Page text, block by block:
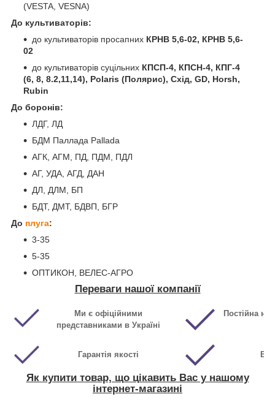
(VESTA, VESNA)
До культиваторів:
до культиваторів просапних КРНВ 5,6-02, КРНВ 5,6-
02
до культиваторів суцільних КПСП-4, КПСН-4, КПГ-4
(6, 8, 8.2,11,14), Polaris (Полярис), Схід, GD, Horsh,
Rubin
До боронів:
ЛДГ, ЛД
БДМ Паллада Pallada
АГК, АГМ, ПД, ПДМ, ПДЛ
АГ, УДА, АГД, ДАН
ДЛ, ДЛМ, БП
БДТ, ДМТ, БДВП, БГР
До плуга:
3-35
5-35
ОПТИКОН, ВЕЛЕС-АГРО
Переваги нашої компанії
Ми є офіційними
представниками в Україні
Постійна
Гарантія якості
Як купити товар, що цікавить Вас у нашому
інтернет-магазині